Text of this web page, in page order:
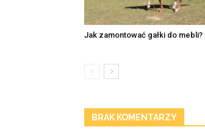
Jak zamontować gałki do mebli?
BRAK KOMENTARZY